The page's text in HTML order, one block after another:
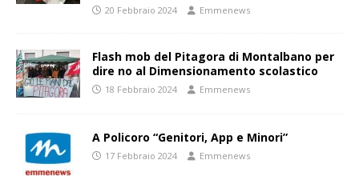
20 Febbraio 2024 Emmenews
Flash mob del Pitagora di Montalbano per
dire no al Dimensionamento scolastico
18 Febbraio 2024 Emmenews
A Policoro “Genitori, App e Minori”
17 Febbraio 2024 Emmenews